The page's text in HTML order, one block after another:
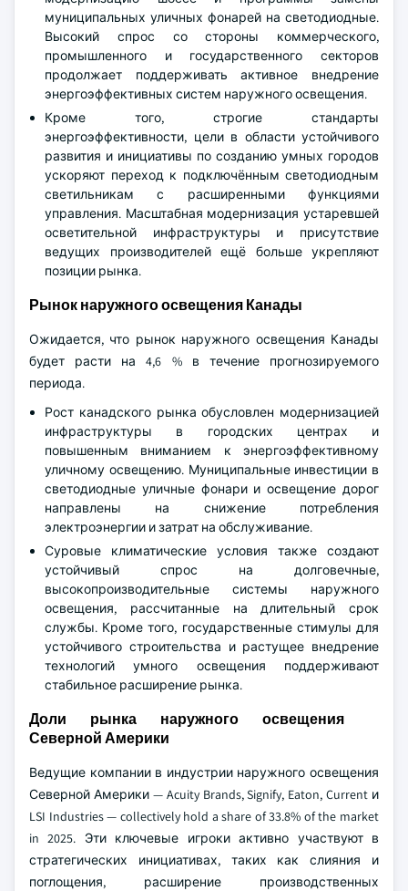
муниципальных уличных фонарей на светодиодные.
Высокий спрос со стороны коммерческого,
промышленного и государственного секторов
продолжает поддерживать активное внедрение
энергоэффективных систем наружного освещения.
Кроме того, строгие стандарты
энергоэффективности, цели в области устойчивого
развития и инициативы по созданию умных городов
ускоряют переход к подключённым светодиодным
светильникам с расширенными функциями
управления. Масштабная модернизация устаревшей
осветительной инфраструктуры и присутствие
ведущих производителей ещё больше укрепляют
позиции рынка.
Рынок наружного освещения Канады
Ожидается, что рынок наружного освещения Канады
будет расти на 4,6 % в течение прогнозируемого
периода.
Рост канадского рынка обусловлен модернизацией
инфраструктуры в городских центрах и
повышенным вниманием к энергоэффективному
уличному освещению. Муниципальные инвестиции в
светодиодные уличные фонари и освещение дорог
направлены на снижение потребления
электроэнергии и затрат на обслуживание.
Суровые климатические условия также создают
устойчивый спрос на долговечные,
высокопроизводительные системы наружного
освещения, рассчитанные на длительный срок
службы. Кроме того, государственные стимулы для
устойчивого строительства и растущее внедрение
технологий умного освещения поддерживают
стабильное расширение рынка.
Доли рынка наружного освещения
Северной Америки
Ведущие компании в индустрии наружного освещения
Северной Америки — Acuity Brands, Signify, Eaton, Current и
LSI Industries — collectively hold a share of 33.8% of the market
in 2025. Эти ключевые игроки активно участвуют в
стратегических инициативах, таких как слияния и
поглощения, расширение производственных